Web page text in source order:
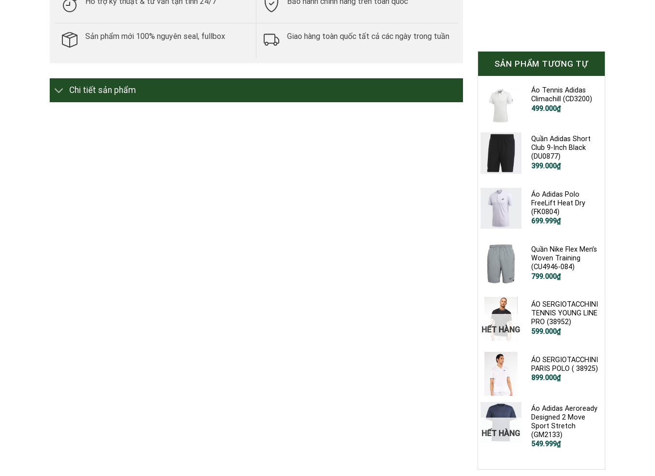
Sản phẩm mới 100% nguyên seal, fullbox Giao hàng toàn quốc tất cả các ngày trong tuần
Chi tiết sản phẩm
SẢN PHẨM TƯƠNG TỰ
Áo Tennis Adidas
Climachill (CD3200)
Giá
499.000₫
Giá
499.000₫.
Quần Adidas Short
Club 9-Inch Black
(DU0877)
Giá
399.000₫
Giá
399.000₫.
Áo Adidas Polo
FreeLift Heat Dry
(FK0804)
Giá
699.999₫
Giá
699.999₫.
Quần Nike Flex Men’s
Woven Training
(CU4946-084)
Giá
799.000₫
Giá
799.000₫.
HẾT HÀNG
ÁO SERGIOTACCHINI
TENNIS YOUNG LINE
PRO (38952)
Giá
599.000₫
Giá
599.000₫.
ÁO SERGIOTACCHINI
PARIS POLO ( 38925)
899.000₫
HẾT HÀNG
Áo Adidas Aeroready
Designed 2 Move
Sport Stretch
(GM2133)
Giá
549.999₫
Giá
549.999₫.